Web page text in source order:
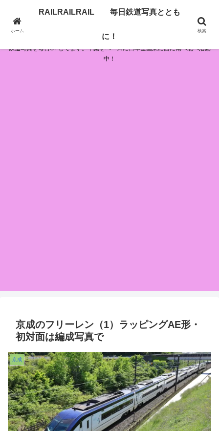
RAILRAILRAIL 毎日鉄道写真とともに！
鉄道写真を毎日UPしてます。千葉をベースに日本全国東に西に南へ北へ活動
中！
京成のフリーレン（1）ラッピングAE形・
初対面は編成写真で
京成
ホーム
RAILRAILRAIL 毎日鉄道写真ととも
に！
検索